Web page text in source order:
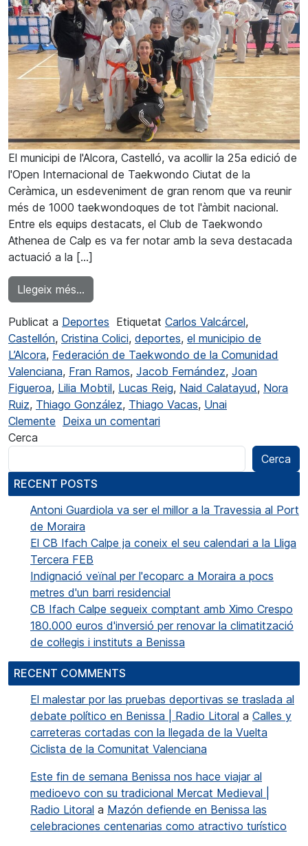
El municipi de l'Alcora, Castelló, va acollir la 25a edició de
l'Open Internacional de Taekwondo Ciutat de la
Ceràmica, un esdeveniment de gran renom que va reunir
més de 1000 taekwondoques de tot l'àmbit nacional.
Entre els equips destacats, el Club de Taekwondo
Athenea de Calp es va fer notar amb la seva destacada
actuació a la […]
Llegeix més…
Publicat a Deportes Etiquetat Carlos Valcárcel,
Castellón, Cristina Colici, deportes, el municipio de
L’Alcora, Federación de Taekwondo de la Comunidad
Valenciana, Fran Ramos, Jacob Fernández, Joan
Figueroa, Lilia Mobtil, Lucas Reig, Naid Calatayud, Nora
Ruiz, Thiago González, Thiago Vacas, Unai
Clemente Deixa un comentari
Cerca
Cerca
RECENT POSTS
Antoni Guardiola va ser el millor a la Travessia al Port
de Moraira
El CB Ifach Calpe ja coneix el seu calendari a la Lliga
Tercera FEB
Indignació veïnal per l'ecoparc a Moraira a pocs
metres d'un barri residencial
CB Ifach Calpe segueix comptant amb Ximo Crespo
180.000 euros d'inversió per renovar la climatització
de col·legis i instituts a Benissa
RECENT COMMENTS
El malestar por las pruebas deportivas se traslada al
debate político en Benissa | Radio Litoral a Calles y
carreteras cortadas con la llegada de la Vuelta
Ciclista de la Comunitat Valenciana
Este fin de semana Benissa nos hace viajar al
medioevo con su tradicional Mercat Medieval |
Radio Litoral a Mazón defiende en Benissa las
celebraciones centenarias como atractivo turístico